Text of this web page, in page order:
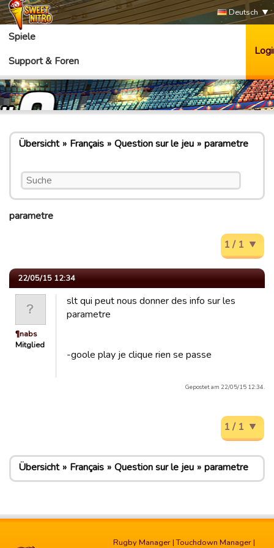
Deutsch
Spiele
Support & Foren
Übersicht Français Question sur le jeu parametre
parametre
1 / 1
22/05/15 12:34
¶nabs
Mitglied
slt qui peut nous donner des info sur les
parametre
-goole play je clique rien se passe
Gepostet am 22/05/15 12:34.
1 / 1
Übersicht Français Question sur le jeu parametre
Rugby Manager |Touchdown Manager |